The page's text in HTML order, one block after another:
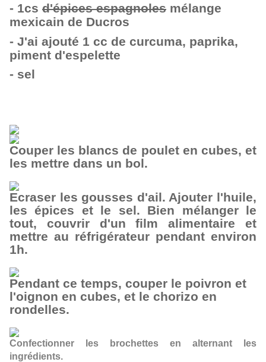
- 1cs d'épices espagnoles mélange
mexicain de Ducros
- J'ai ajouté 1 cc de curcuma, paprika,
piment d'espelette
- sel
Couper les blancs de poulet en cubes, et
les mettre dans un bol.
Ecraser les gousses d'ail. Ajouter l'huile,
les épices et le sel. Bien mélanger le
tout, couvrir d'un film alimentaire et
mettre au réfrigérateur pendant environ
1h.
Pendant ce temps, couper le poivron et
l'oignon en cubes, et le chorizo en
rondelles.
Confectionner les brochettes en alternant les
ingrédients.